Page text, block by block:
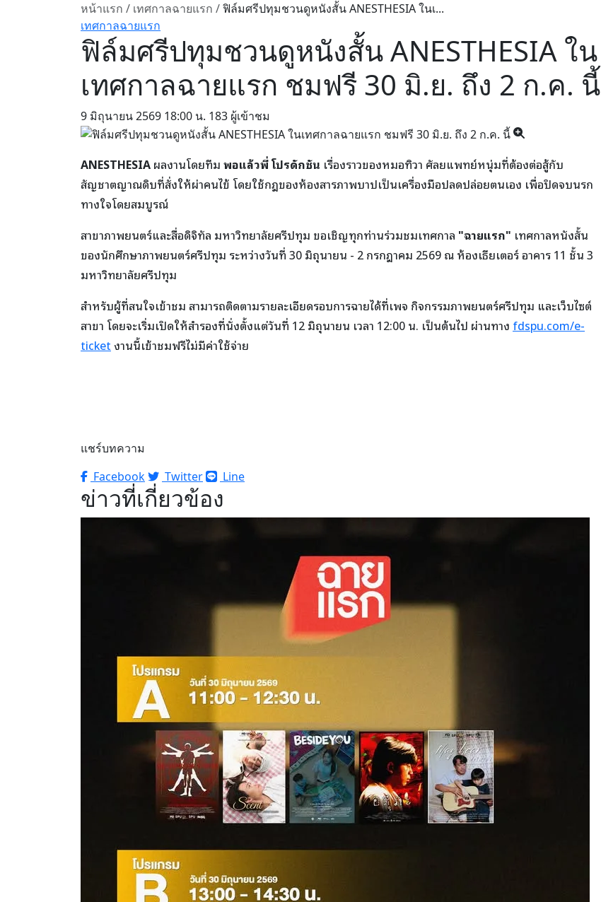
หน้าแรก / เทศกาลฉายแรก /ฟิล์มศรีปทุมชวนดูหนังสั้น ANESTHESIA ในเ...
เทศกาลฉายแรก
ฟิล์มศรีปทุมชวนดูหนังสั้น ANESTHESIA ใน
เทศกาลฉายแรก ชมฟรี 30 มิ.ย. ถึง 2 ก.ค. นี้
9 มิถุนายน 2569 18:00 น. 183 ผู้เข้าชม
ANESTHESIAผลงานโดยทีมพอแล้วพี่ โปรดักชัน เรื่องราวของหมอทิวา ศัลยแพทย์หนุ่มที่ต้องต่อสู้กับ
สัญชาตญาณดิบที่สั่งให้ผ่าคนไข้ โดยใช้กฎของห้องสารภาพบาปเป็นเครื่องมือปลดปล่อยตนเอง เพื่อปิดจบนรก
ทางใจโดยสมบูรณ์
สาขาภาพยนตร์และสื่อดิจิทัล มหาวิทยาลัยศรีปทุม ขอเชิญทุกท่านร่วมชมเทศกาล "ฉายแรก" เทศกาลหนังสั้น
ของนักศึกษาภาพยนตร์ศรีปทุม ระหว่างวันที่ 30 มิถุนายน - 2 กรกฎาคม 2569 ณ ห้องเธียเตอร์ อาคาร 11 ชั้น 3
มหาวิทยาลัยศรีปทุม
สำหรับผู้ที่สนใจเข้าชม สามารถติดตามรายละเอียดรอบการฉายได้ที่เพจ กิจกรรมภาพยนตร์ศรีปทุม และเว็บไซต์
สาขา โดยจะเริ่มเปิดให้สำรองที่นั่งตั้งแต่วันที่ 12 มิถุนายน เวลา 12:00 น. เป็นต้นไป ผ่านทาง fdspu.com/e-
ticket งานนี้เข้าชมฟรีไม่มีค่าใช้จ่าย
แชร์บทความ
Facebook
Twitter Line
ข่าวที่เกี่ยวข้อง